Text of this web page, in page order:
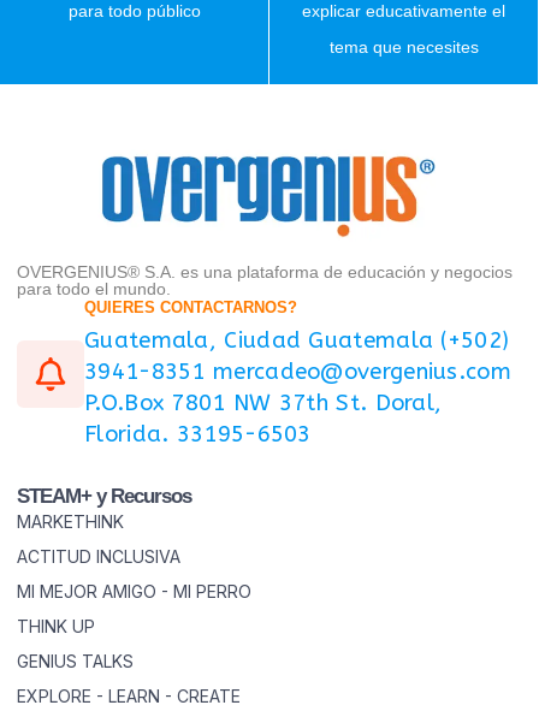
para todo público
explicar educativamente el
tema que necesites
OVERGENIUS® S.A. es una plataforma de educación y negocios
para todo el mundo.
QUIERES CONTACTARNOS?
Guatemala, Ciudad Guatemala (+502)
3941-8351 mercadeo@overgenius.com
P.O.Box 7801 NW 37th St. Doral,
Florida. 33195-6503
STEAM+ y Recursos
MARKETHINK
ACTITUD INCLUSIVA
MI MEJOR AMIGO - MI PERRO
THINK UP
GENIUS TALKS
EXPLORE - LEARN - CREATE